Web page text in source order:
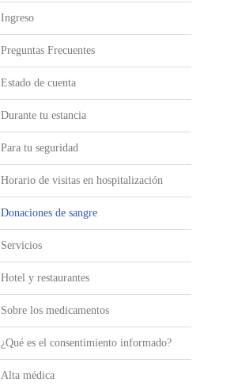
Ingreso
Preguntas Frecuentes
Estado de cuenta
Durante tu estancia
Para tu seguridad
Horario de visitas en hospitalización
Donaciones de sangre
Servicios
Hotel y restaurantes
Sobre los medicamentos
¿Qué es el consentimiento informado?
Alta médica